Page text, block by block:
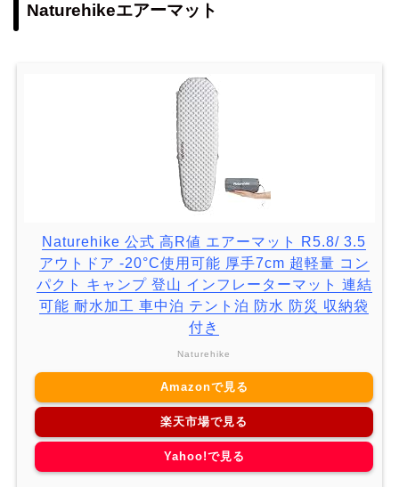
Naturehikeエアーマット
Naturehike 公式 高R値 エアーマット R5.8/ 3.5
アウトドア -20°C使用可能 厚手7cm 超軽量 コン
パクト キャンプ 登山 インフレーターマット 連結
可能 耐水加工 車中泊 テント泊 防水 防災 収納袋
付き
Naturehike
Amazonで見る
楽天市場で見る
Yahoo!で見る